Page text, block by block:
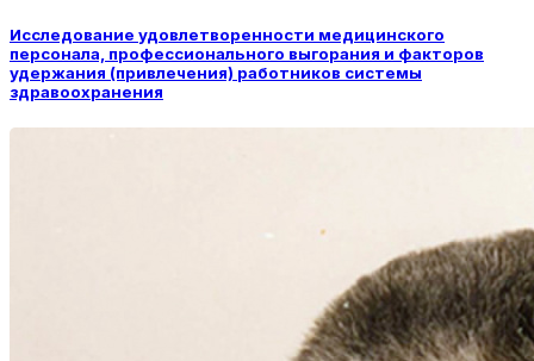
Исследование удовлетворенности медицинского
персонала, профессионального выгорания и факторов
удержания (привлечения) работников системы
здравоохранения